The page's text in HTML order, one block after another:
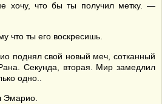
хочу, что бы ты получил метку. —
что ты его воскресишь.
поднял свой новый меч, сотканный
Секунда, вторая. Мир замедлил
одно..